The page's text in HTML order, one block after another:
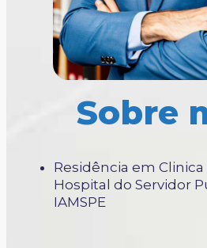
Sobre
Residência em
Hospital do Servidor
IAMSPE